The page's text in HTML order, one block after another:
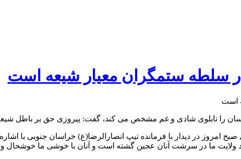
سلطه ستمگران معیار شیعه است
انسان را تابلوی شادی و غم مشخص می کند، گفت: پیروزی حق بر باطل
صبح امروز در دیدار با فرمانده تیپ انصارالرضا(ع) خراسان جنوبی با
ولایت ما در سرشت آنان عجین گشته است و آنان با خوشی ما خوشحال و با